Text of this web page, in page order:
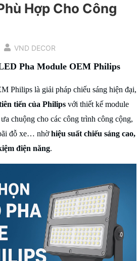
Hợp Cho Công
VND DECOR
Pha Module OEM Philips
Philips là giải pháp chiếu sáng hiện đại,
tiến của Philips với thiết kế module
chuộng cho các công trình công cộng,
đỗ xe… nhờhiệu suất chiếu sáng cao,
điện năng.